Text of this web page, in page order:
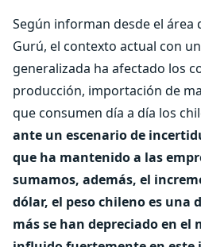
Según informan desde el área
Gurú, el contexto actual con
generalizada ha afectado los
producción, importación de
que consumen día a día los
ante un escenario de
que ha mantenido a las
sumamos, además, el
dólar, el peso chileno es una
más se han depreciado en el